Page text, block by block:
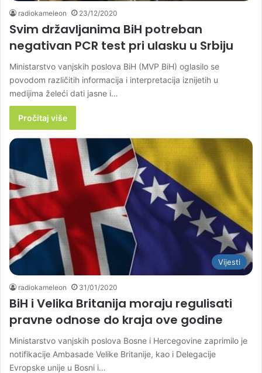
radiokameleon 23/12/2020
Svim državljanima BiH potreban
negativan PCR test pri ulasku u Srbiju
Ministarstvo vanjskih poslova BiH (MVP BiH) oglasilo se
povodom različitih informacija i interpretacija iznijetih u
medijima želeći dati jasne i…
Pročitaj više
Vijesti
radiokameleon 31/01/2020
BiH i Velika Britanija moraju regulisati
pravne odnose do kraja ove godine
Ministarstvo vanjskih poslova Bosne i Hercegovine zaprimilo je
notifikacije Ambasade Velike Britanije, kao i Delegacije
Evropske unije u Bosni i…